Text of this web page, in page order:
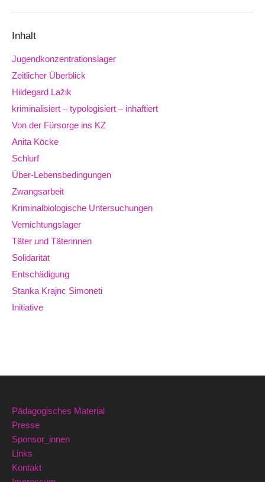
Inhalt
Jugendkonzentrationslager
Zeitlicher Überblick
Hildegard Lažik
kriminalisiert – typologisiert – inhaftiert
Von der Fürsorge ins KZ
Anita Köcke
Schlurf
Über-Lebensbedingungen
Zwangsarbeit
Kriminalbiologische Untersuchungen
Vernichtungslager
Täter und Täterinnen
Solidarität
Entschädigung
Stanka Krajnc Simoneti
Initiative
Pädagogisches Material
Presse
Sponsor_innen
Links
Kontakt